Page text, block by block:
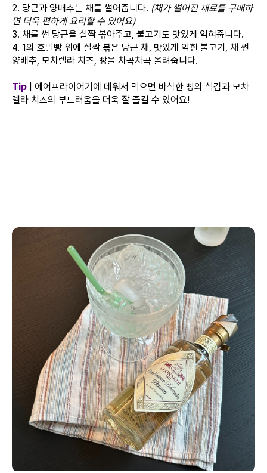
2. 당근과 양배추는 채를 썰어줍니다. (채가 썰어진 재료를 구매하
면 더욱 편하게 요리할 수 있어요)
3. 채를 썬 당근을 살짝 볶아주고, 불고기도 맛있게 익혀줍니다.
4. 1의 호밀빵 위에 살짝 볶은 당근 채, 맛있게 익힌 불고기, 채 썬
양배추, 모차렐라 치즈, 빵을 차곡차곡 올려줍니다.
Tip | 에어프라이어기에 데워서 먹으면 바삭한 빵의 식감과 모차
렐라 치즈의 부드러움을 더욱 잘 즐길 수 있어요!